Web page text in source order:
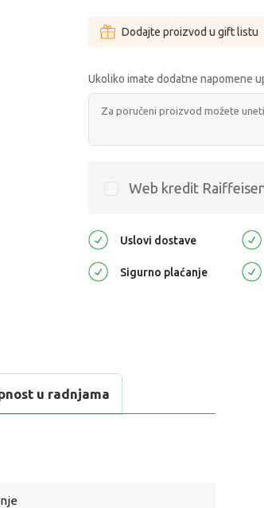
Dodajte proizvod u gift listu
Ukoliko imate dodatne napomene
Web kredit
Uslovi dostave
Sigurno plaćanje
u radnjama